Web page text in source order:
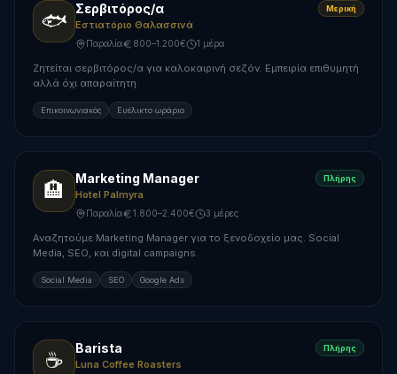
🐟 Σερβιτόρος/α Μερική
Εστιατόριο Θαλασσινά
Παραλία 800–1.200€ 1 μέρα
Ζητείται σερβιτόρος/α για καλοκαιρινή σεζόν. Εμπειρία επιθυμητή
αλλά όχι απαραίτητη.
Επικοινωνιακός Ευέλικτο ωράριο
🏨 Marketing Manager Πλήρης
Hotel Palmyra
Παραλία 1.800–2.400€ 3 μέρες
Αναζητούμε Marketing Manager για το ξενοδοχείο μας. Social
Media, SEO, και digital campaigns.
Social Media SEO Google Ads
☕ Barista Πλήρης
Luna Coffee Roasters